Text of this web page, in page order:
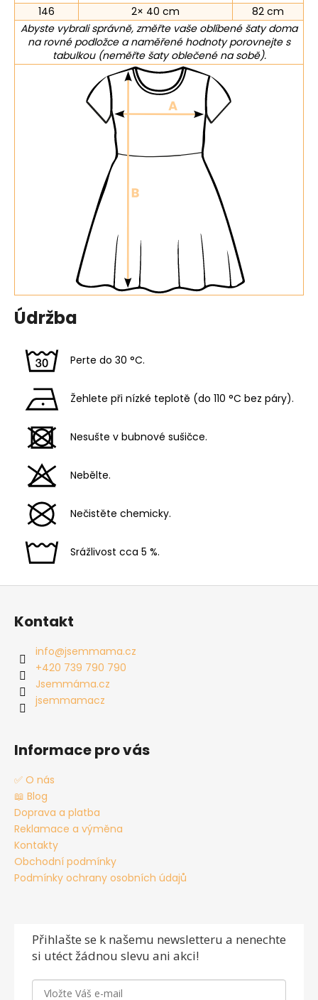
146
2× 40 cm
82 cm
Abyste vybrali správně, změřte vaše oblíbené šaty doma
na rovné podložce a naměřené hodnoty porovnejte s
tabulkou (neměřte šaty oblečené na sobě).
Údržba
Perte do 30 °C.
Žehlete při nízké teplotě (do 110 °C bez páry).
Nesušte v bubnové sušičce.
Nebělte.
Nečistěte chemicky.
Srážlivost cca 5 %.
Kontakt
info@jsemmama.cz
+420 739 790 790
Jsemmáma.cz
jsemmamacz
Informace pro vás
✅ O nás
📖 Blog
Doprava a platba
Reklamace a výměna
Kontakty
Obchodní podmínky
Podmínky ochrany osobních údajů
Přihlašte se k našemu newsletteru a nenechte
si utéct žádnou slevu ani akci!